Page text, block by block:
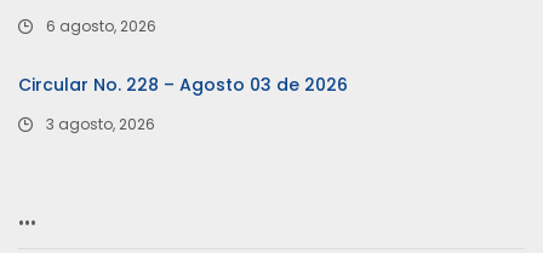
6 agosto, 2026
Circular No. 228 – Agosto 03 de 2026
3 agosto, 2026
…